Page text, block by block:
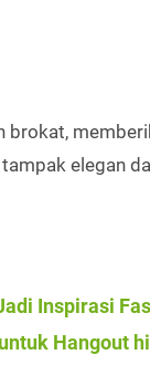
brokat,
elegan
Inspirasi
Hangout